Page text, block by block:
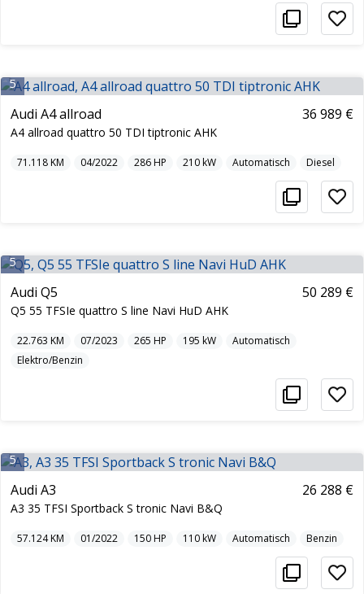
5
Audi A4 allroad
A4 allroad quattro 50 TDI tiptronic AHK
36 989 €
71.118KM 04/2022 286HP 210kW Automatisch Diesel
5
Audi Q5
Q5 55 TFSIe quattro S line Navi HuD AHK
50 289 €
22.763 KM 07/2023 265 HP 195 kW
Automatisch
Elektro/Benzin
5
Audi A3
A3 35 TFSI Sportback S tronic Navi B&Q
26 288 €
57.124KM 01/2022 150HP 110kW Automatisch Benzin